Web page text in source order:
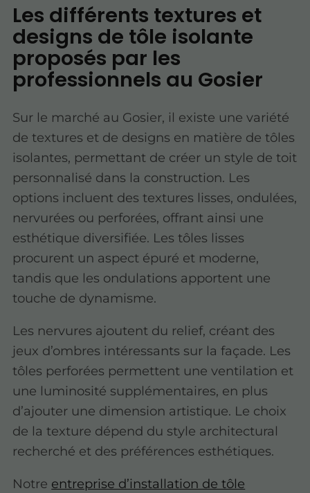
Les différents textures et
designs de tôle isolante
proposés par les
professionnels au Gosier
Sur le marché au Gosier, il existe une variété
de textures et de designs en matière de tôles
isolantes, permettant de créer un style de toit
personnalisé dans la construction. Les
options incluent des textures lisses, ondulées,
nervurées ou perforées, offrant ainsi une
esthétique diversifiée. Les tôles lisses
procurent un aspect épuré et moderne,
tandis que les ondulations apportent une
touche de dynamisme.
Les nervures ajoutent du relief, créant des
jeux d’ombres intéressants sur la façade. Les
tôles perforées permettent une ventilation et
une luminosité supplémentaires, en plus
d’ajouter une dimension artistique. Le choix
de la texture dépend du style architectural
recherché et des préférences esthétiques.
Notre entreprise d’installation de tôle